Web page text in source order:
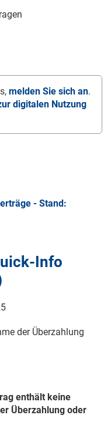
melden Sie sich an.
digitalen Nutzung
- Stand:
Info
der Überzahlung
enthält keine
Überzahlung oder